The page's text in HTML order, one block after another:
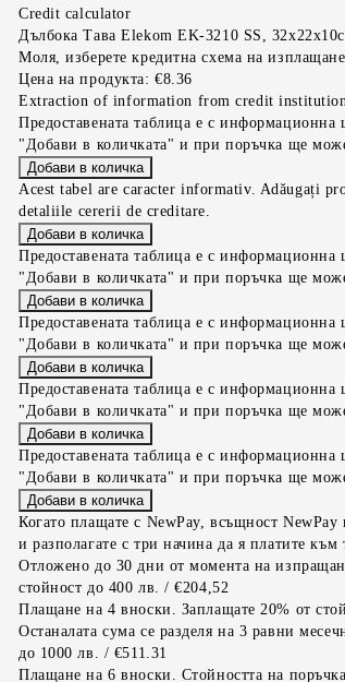
Credit calculator
Дълбока Тава Elekom EK-3210 SS,
Моля, изберете кредитна схема на
Цена на продукта: €8.36
Extraction of information from credit
Предоставената таблица е с информационна
"Добави в количката" и при поръчка ще
Acest tabel are caracter informativ. Adăugați
detaliile cererii de creditare.
Предоставената таблица е с информационна
"Добави в количката" и при поръчка ще
Предоставената таблица е с информационна
"Добави в количката" и при поръчка ще
Предоставената таблица е с информационна
"Добави в количката" и при поръчка ще
Предоставената таблица е с информационна
"Добави в количката" и при поръчка ще
Когато плащате с NewPay, всъщност
и разполагате с три начина да я платите към
Отложено до 30 дни от момента на
стойност до 400 лв. / €204,52
Плащане на 4 вноски. Заплащате 20% от
Останалата сума се разделя на 3 равни
до 1000 лв. / €511.31
Плащане на 6 вноски. Стойността на